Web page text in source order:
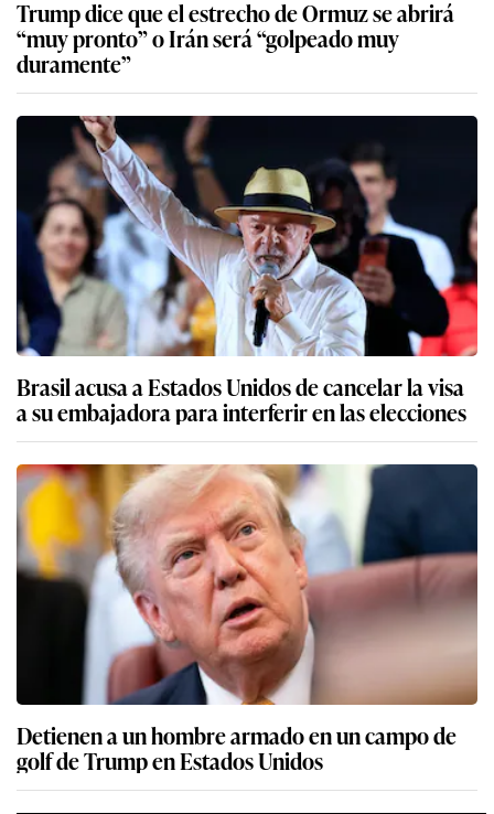
Trump dice que el estrecho de Ormuz se abrirá
“muy pronto” o Irán será “golpeado muy
duramente”
Brasil acusa a Estados Unidos de cancelar la visa
a su embajadora para interferir en las elecciones
Detienen a un hombre armado en un campo de
golf de Trump en Estados Unidos